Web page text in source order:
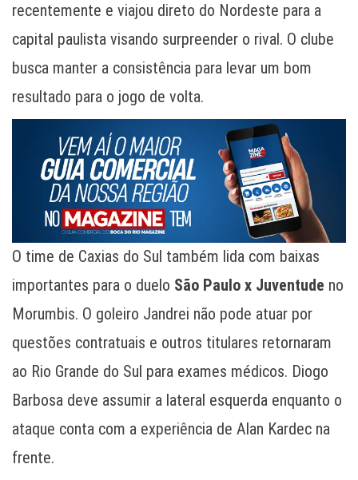
recentemente e viajou direto do Nordeste para a
capital paulista visando surpreender o rival. O clube
busca manter a consistência para levar um bom
resultado para o jogo de volta.
O time de Caxias do Sul também lida com baixas
importantes para o duelo São Paulo x Juventude no
Morumbis. O goleiro Jandrei não pode atuar por
questões contratuais e outros titulares retornaram
ao Rio Grande do Sul para exames médicos. Diogo
Barbosa deve assumir a lateral esquerda enquanto o
ataque conta com a experiência de Alan Kardec na
frente.